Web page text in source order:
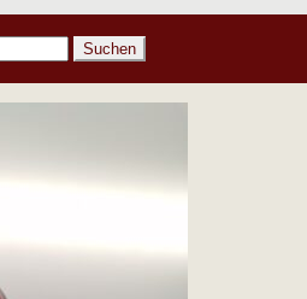
Suchen